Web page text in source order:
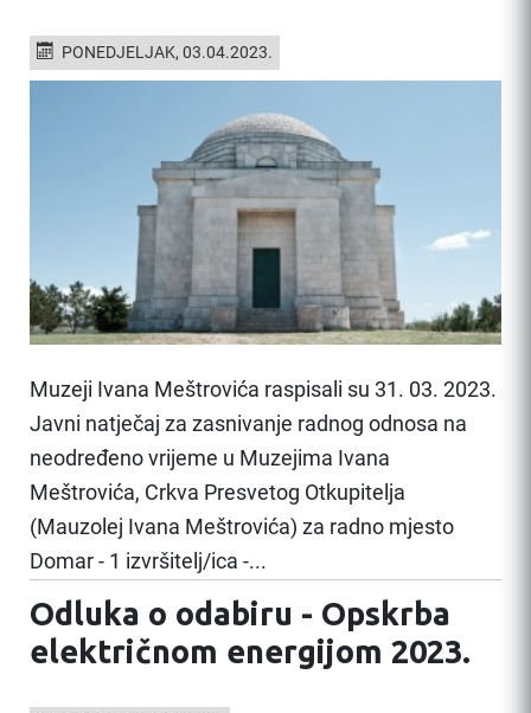
PONEDJELJAK, 03.04.2023.
Muzeji Ivana Meštrovića raspisali su 31. 03. 2023.
Javni natječaj za zasnivanje radnog odnosa na
neodređeno vrijeme u Muzejima Ivana
Meštrovića, Crkva Presvetog Otkupitelja
(Mauzolej Ivana Meštrovića) za radno mjesto
Domar - 1 izvršitelj/ica -...
Odluka o odabiru - Opskrba
električnom energijom 2023.